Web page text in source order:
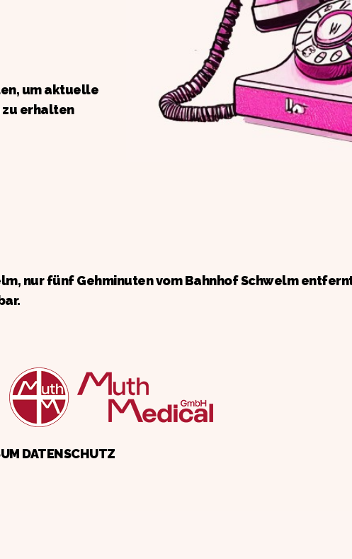
um aktuelle
zu erhalten
nur fünf Gehminuten vom Bahnhof Schwelm
DATENSCHUTZ